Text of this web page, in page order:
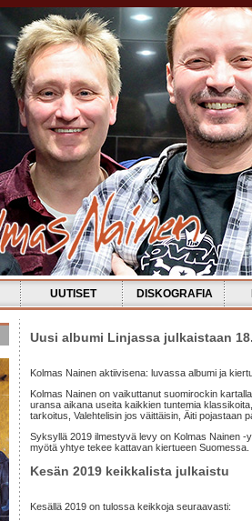
UUTISET DISKOGRAFIA
Uusi albumi Linjassa julkaistaan
Kolmas Nainen aktiivisena: luvassa albumi ja
Kolmas Nainen on vaikuttanut suomirockin
uransa aikana useita kaikkien tuntemia
tarkoitus, Valehtelisin jos väittäisin, Äiti pojastaan
Syksyllä 2019 ilmestyvä levy on Kolmas Nainen
myötä yhtye tekee kattavan kiertueen Suomessa.
Kesän 2019 keikkalista julkaistu
Kesällä 2019 on tulossa keikkoja seuraavasti: